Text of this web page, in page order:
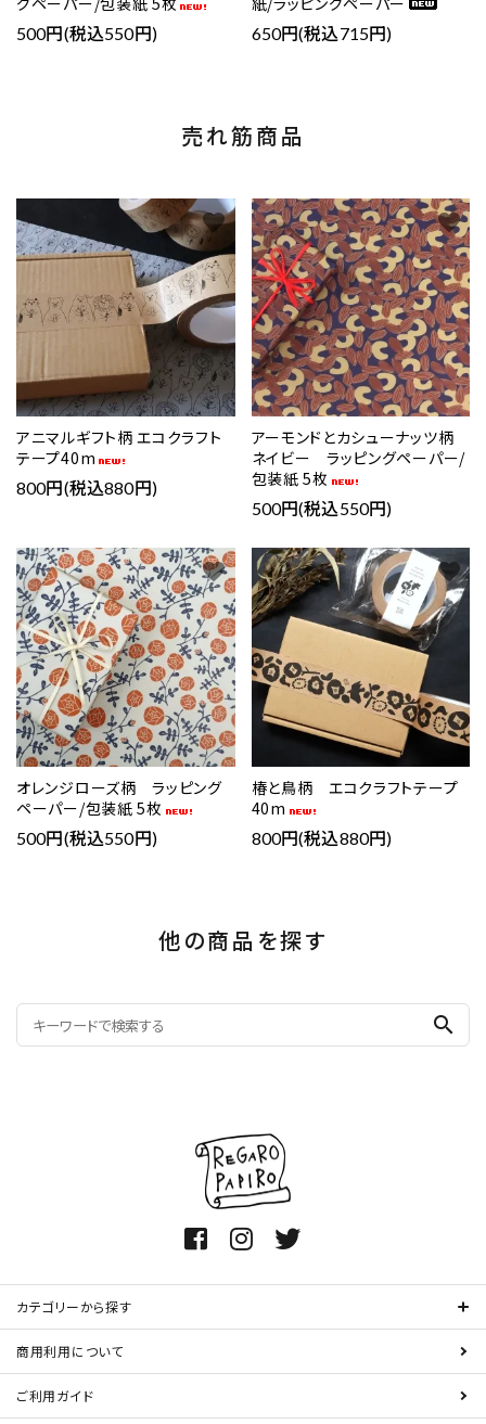
500円(税込550円) 650円(税込715円)
売れ筋商品
アニマルギフト柄 エコクラフト
テープ40m
800円(税込880円)
favorite
アーモンドとカシューナッツ柄
ネイビー ラッピングペーパー/
包装紙 5枚
500円(税込550円)
favorite
オレンジローズ柄 ラッピング
ペーパー/包装紙 5枚
500円(税込550円)
favorite
椿と鳥柄 エコクラフトテープ
40m
800円(税込880円)
favorite
他の商品を探す
search
カテゴリーから探す
商用利用について
ご利用ガイド